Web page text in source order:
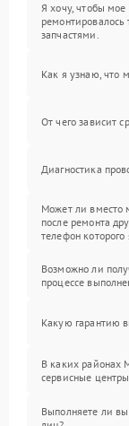
Я хочу, чтобы мое
запчастями.
Как я узнаю, что
От чего зависит
Диагностика
Может ли вместо
после ремонта
телефон
Возможно ли
процессе
Какую гарантию
В каких районах
сервисные
Выполняете ли